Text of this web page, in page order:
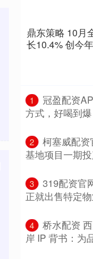
鼎东策略 10月
长10.4% 创今
1
冠盈配资
方式，好喝到爆
2
柯塞威配
基地项目一期
3
​319配资官
正就出售特定
4
桥水配资
岸 IP 背书：为